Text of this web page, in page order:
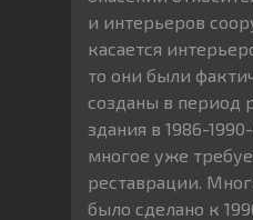
и интерьеров
касается
то они были
созданы в период
здания в 1986-
многое уже
реставрации.
было сделано к